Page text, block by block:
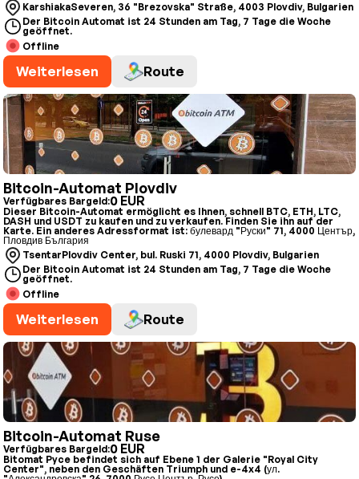
KarshiakaSeveren, 36 "Brezovska" Straße, 4003 Plovdiv, Bulgarien
Der Bitcoin Automat ist 24 Stunden am Tag, 7 Tage die Woche
geöffnet.
Offline
Weiterlesen Route
Bitcoin-Automat Plovdiv
Verfügbares Bargeld:0 EUR
Dieser Bitcoin-Automat ermöglicht es Ihnen, schnell BTC, ETH, LTC,
DASH und USDT zu kaufen und zu verkaufen. Finden Sie ihn auf der
Karte. Ein anderes Adressformat ist: булевард "Руски" 71, 4000 Център,
Пловдив България
TsentarPlovdiv Center, bul. Ruski 71, 4000 Plovdiv, Bulgarien
Der Bitcoin Automat ist 24 Stunden am Tag, 7 Tage die Woche
geöffnet.
Offline
Weiterlesen Route
Bitcoin-Automat Ruse
Verfügbares Bargeld:0 EUR
Bitomat Pyce befindet sich auf Ebene 1 der Galerie "Royal City
Center", neben den Geschäften Triumph und e-4x4 (ул.